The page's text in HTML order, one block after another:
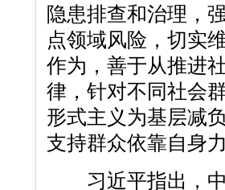
隐患排查和治理，
点领域风险，切实
作为，善于从推进
律，针对不同社会
形式主义为基层减
支持群众依靠自身
习近平指出，中